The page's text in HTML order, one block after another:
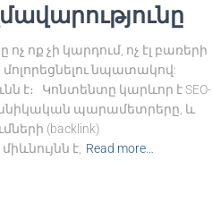
ոք չի կարդում, ոչ էլ բառերի
նպատակով:
է։ Կոնտենտը կարևոր է SEO-
պարամետրերը, և
(backlink)
է, Read more…